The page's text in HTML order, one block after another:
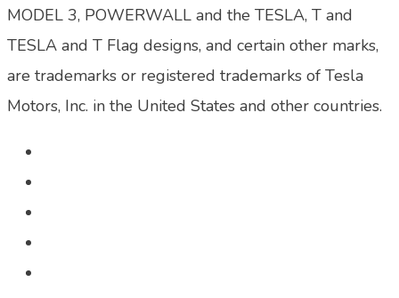
MODEL 3, POWERWALL and the TESLA, T and
TESLA and T Flag designs, and certain other marks,
are trademarks or registered trademarks of Tesla
Motors, Inc. in the United States and other countries.